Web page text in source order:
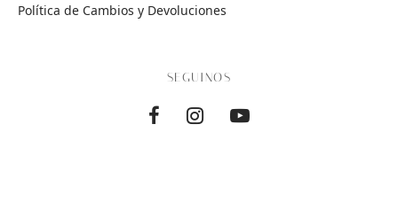
Política de Cambios y Devoluciones
SEGUINOS